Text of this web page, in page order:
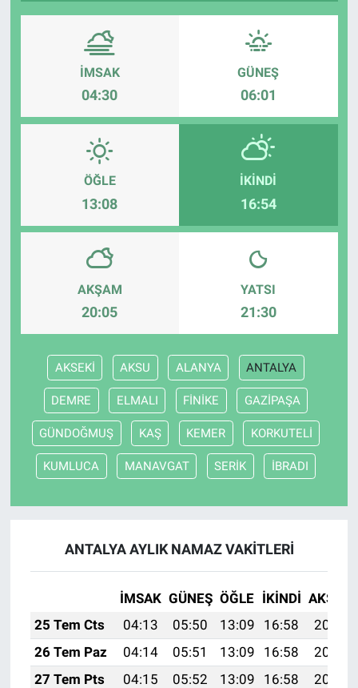
İMSAK
04:30
GÜNEŞ
06:01
ÖĞLE
13:08
İKINDI
16:54
AKŞAM
20:05
YATSI
21:30
AKSEKİ AKSU ALANYA ANTALYA
DEMRE ELMALI FİNİKE GAZİPAŞA
GÜNDOĞMUŞ KAŞ KEMER KORKUTELİ
KUMLUCA MANAVGAT SERİK İBRADI
ANTALYA AYLIK NAMAZ VAKITLERI
İMSAK GÜNEŞ ÖĞLE İKINDI AKŞAM
25 Tem Cts
04:13 05:50 13:09 16:58
20:18
26 Tem Paz
04:14 05:51 13:09 16:58
20:17
27 Tem Pts
04:15 05:52 13:09 16:58
20:16